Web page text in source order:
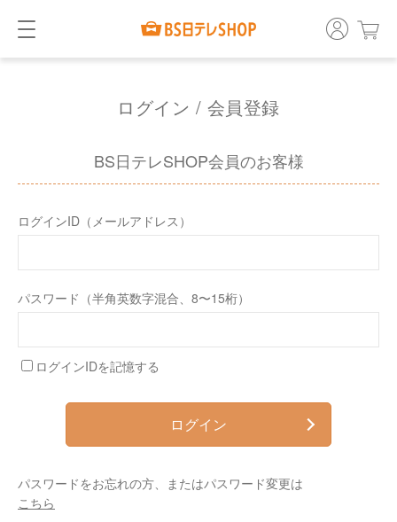
ログイン / 会員登録
BS日テレSHOP会員のお客様
ログインID（メールアドレス）
パスワード（半角英数字混合、8〜15桁）
ログインIDを記憶する
ログイン
パスワードをお忘れの方、またはパスワード変更は
こちら